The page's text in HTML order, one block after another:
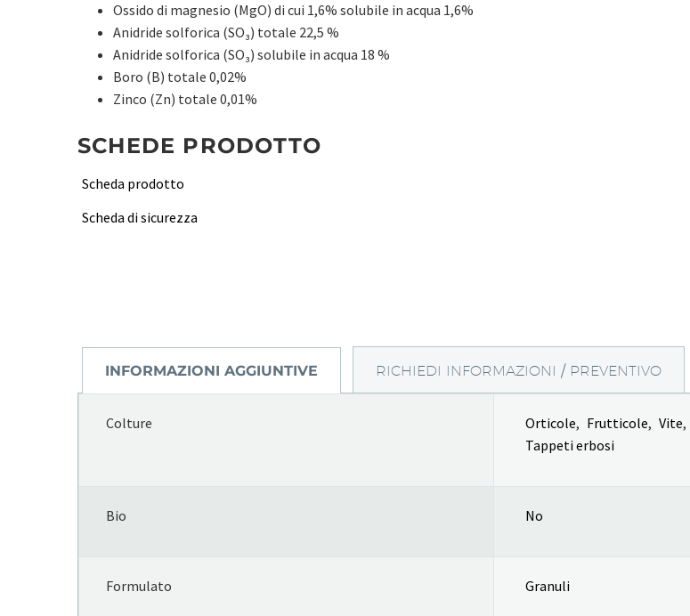
Ossido di magnesio (MgO) di cui 1,6% solubile in acqua 1,6%
Anidride solforica (SO₃) totale 22,5 %
Anidride solforica (SO₃) solubile in acqua 18 %
Boro (B) totale 0,02%
Zinco (Zn) totale 0,01%
SCHEDE PRODOTTO
Scheda prodotto
Scheda di sicurezza
INFORMAZIONI AGGIUNTIVE RICHIEDI INFORMAZIONI / PREVENTIVO
Colture Orticole, Frutticole, Vite,
Tappeti erbosi
Bio No
Formulato Granuli